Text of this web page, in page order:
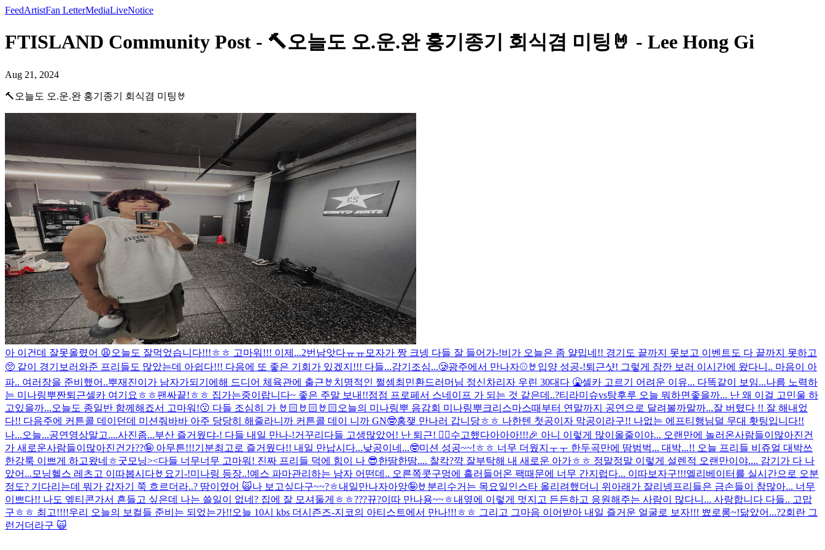
FeedArtistFan LetterMediaLiveNotice
FTISLAND Community Post - 🔨오늘도 오.운.완 홍기종기 회식겸 미팅🤘 - Lee Hong Gi
Aug 21, 2024
🔨오늘도 오.운.완 홍기종기 회식겸 미팅🤘
아 이건데 잘못올렸어 😩오늘도 잘먹었습니다!!!ㅎㅎ 고마워!!! 이제...2번남앗다ㅠㅠ 모자가 짱 크넹 다들 잘 들어가-!비가 오늘은 좀 얄밉네!! 경기도 끝까지 못보고 이벤트도 다 끝까지 못하고
🥺 같이 경기보러와준 프리들도 많았는데 아쉽다!!! 다음에 또 좋은 기회가 있겠지!!! 다들...감기조심...🥲광주에서 만나자⚾️🤘 입양 성공-!퇴근샷! 그렇게 잠깐 보러 이시간에 왔다니.. 마음이 아
파.. 여러장을 준비했어..뿌재진이가 남자가되기에해 드디어 체육관에 출근🤘 치명적인 쩔셈최민환드러머님 정신차리자 우린 30대다 🤮셀카 고르기 어려운 이유... 다똑같이 보임...나름 노력하
는 미나링뿌짠퇴근셀카 여기요ㅎㅎ팬싸끝!ㅎㅎ 집가는중이랍니다~ 좋은 주말 보내!!점점 프로페서 스네이프 가 되는 것 같은데..?티라미슈vs탕후루 오늘 뭐하면좋을까... 난 왜 이걸 고민울 하
고있을까...오늘도 종일반 함께해죠서 고마워!😗 다들 조심히 가 🤘🏻🤘🏻🤘🏻 오늘의 미나링뿌 음감회 미나링뿌크리스마스때부터 연말까지 공연으로 달려볼까말까...잘 버텼다 !! 잘 해내었
다!! 다음주에 커튼콜 데이던데 미션줘바바 아주 당당히 해줄라니까 커튼콜 데이 니까 GN🤓홍쟂 만나러 갑니당ㅎㅎ 나한텐 첫공이자 막공이라구!! 나없는 에프티행님덜 무대 홧팅입니다!!
나...오늘...공연영상말고....사진좀...부산 즐거웠댜-! 다들 내일 만나-!거꾸리 다들 고생많았어! 난 퇴근! ✌🏻수고했다아아아!!!🎉 아니 이렇게 많이올줄이야... 오랜만에 놀러온사람들이많아진건
가 새로운사람들이많아진건가??🤪 아무튼!!!기분최고로 즐거웠다!! 내일 만납시다...낮공이네...🤓미션 성공~~!ㅎㅎ 너무 더웠지ㅜㅜ 한두곡만에 땀범벅... 대박...!! 오늘 프리들 비쥬얼 대박쓰
한강룩 이쁘게 하고왔네ㅎ굿모닝><다들 너무너무 고마워! 진짜 프리들 덕에 힘이 나 😎한땀한땀.... 찰칵?꺅 잘부탁해 내 새로운 아가ㅎㅎ 정말정말 이렇게 설렌적 오랜만이야.... 감기가 다 나
았어... 모닝헬스 레츠고 이따봅시다🤘 요기-!미나링 등장..!예스 파마관리하는 남자 어떤데.. 오른쪽콧구멍에 흘러들어온 팩때문에 너무 간지럽다... 이따보자구!!!엘리베이터를 실시간으로 오분
정도? 기다리는데 뭐가 갑자기 쭉 흐르더라..? 땀이였어 🙀나 보고싶다구~~?ㅎ내일만나자아앙🤪🤘 분리수거는 목요일인스타 올리려했더니 위아래가 잘리넹 프리들은 금손들이 참많아... 너무
이쁘다!! 나도 엪티콘가서 흔들고 싶은데 나는 쓸일이 없네? 집에 잘 모셔둘게ㅎㅎ???뀨?이따 만나용~~ㅎ내옆에 이렇게 멋지고 든든하고 응원해주는 사람이 많다니... 사랑합니다 다들.. 고맙
구ㅎㅎ 최고!!!!우리 오늘의 보컬들 준비는 되었는가!!오늘 10시 kbs 더시즌즈-지코의 아티스트에서 만나!!!ㅎㅎ 그리고 그마음 이어받아 내일 즐거운 얼굴로 보자!!! 뾰로롱~!닮았어...?2회란 그
런거더라구 🙀